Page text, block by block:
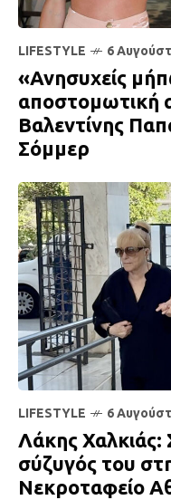
LIFESTYLE 6
«Ανησυχείς
αποστομωτική
Βαλεντίνης
Σόμμερ
LIFESTYLE 6
Λάκης Χαλκιάς:
σύζυγός του
Νεκροταφείο